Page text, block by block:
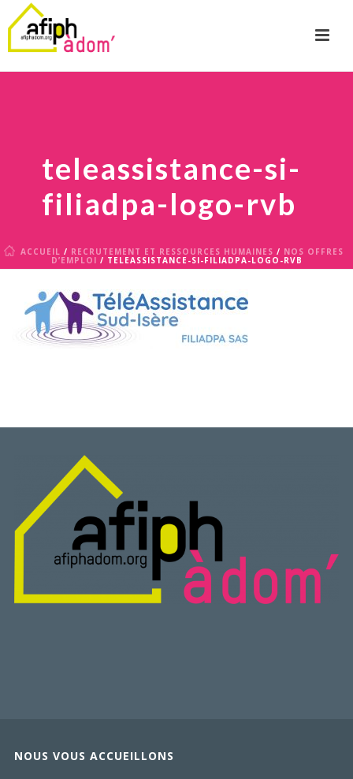
teleassistance-si-
filiadpa-logo-rvb
ACCUEIL / RECRUTEMENT ET RESSOURCES HUMAINES / NOS OFFRES
D’EMPLOI / TELEASSISTANCE-SI-FILIADPA-LOGO-RVB
NOUS VOUS ACCUEILLONS